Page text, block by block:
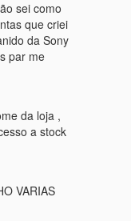
sei como
que criei
da Sony
par me
da loja ,
a stock
VARIAS